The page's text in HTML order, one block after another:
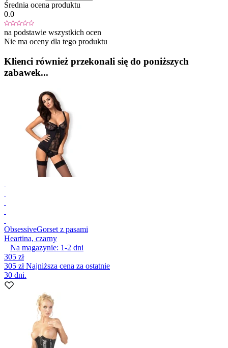
Średnia ocena produktu
0.0
na podstawie wszystkich ocen
Nie ma oceny dla tego produktu
Klienci również przekonali się do poniższych
zabawek...
ObsessiveGorset z pasami
Heartina, czarny
Na magazynie: 1-2 dni
305 zł
305 złNajniższa cena za ostatnie
30 dni.